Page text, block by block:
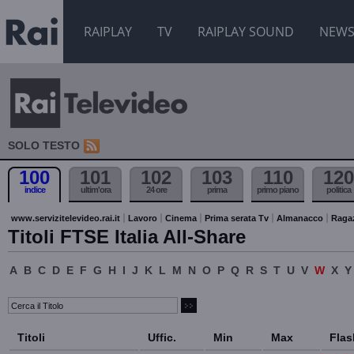
RAIPLAY TV RAIPLAY SOUND NEWS
SOLO TESTO
100
indice
101
ultim'ora
102
24 ore
103
prima
110
primo piano
120
politica
www.servizitelevideo.rai.it Lavoro Cinema Prima serata Tv Almanacco
Titoli FTSE Italia All-Share
A B C D E F G H I J K L M N O P Q R S T U V W X Y
Titoli Uffic. Min Max